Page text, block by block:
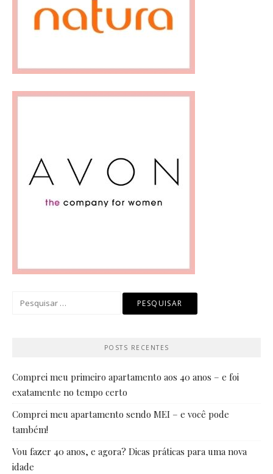
POSTS RECENTES
Comprei meu primeiro apartamento aos 40 anos – e foi
exatamente no tempo certo
Comprei meu apartamento sendo MEI – e você pode
também!
Vou fazer 40 anos, e agora? Dicas práticas para uma nova
idade